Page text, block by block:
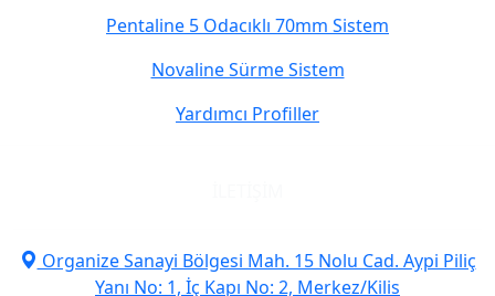
Pentaline 5 Odacıklı 70mm Sistem
Novaline Sürme Sistem
Yardımcı Profiller
Organize Sanayi Bölgesi Mah. 15 Nolu Cad. Aypi Piliç
Yanı No: 1, İç Kapı No: 2, Merkez/Kilis